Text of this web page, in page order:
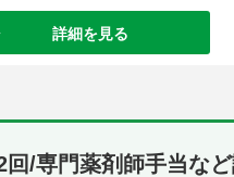
詳細を見る
回/専門薬剤師手当な